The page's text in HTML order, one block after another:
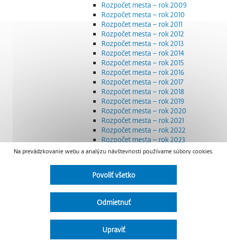
Rozpočet mesta – rok 2009
Rozpočet mesta – rok 2010
Rozpočet mesta – rok 2011
Rozpočet mesta – rok 2012
Rozpočet mesta – rok 2013
Rozpočet mesta – rok 2014
Rozpočet mesta – rok 2015
Rozpočet mesta – rok 2016
Rozpočet mesta – rok 2017
Rozpočet mesta – rok 2018
Rozpočet mesta – rok 2019
Rozpočet mesta – rok 2020
Rozpočet mesta – rok 2021
Rozpočet mesta – rok 2022
Rozpočet mesta – rok 2023
Rozpočet mesta – rok 2024
Smernice a dokumenty
Strategické dokumenty
Transparentnosť a výdavky na štátnu reklamu
Úradná tabuľa
Detail nariadenia
Zoznam daňových dlžníkov
Na prevádzkovanie webu a analýzu návštevnosti používame súbory cookies.
Povoliť všetko
Odmietnuť
Upraviť